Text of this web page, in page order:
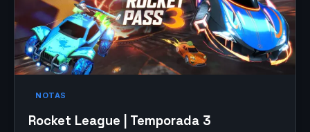
NOTAS
Rocket League | Temporada 3